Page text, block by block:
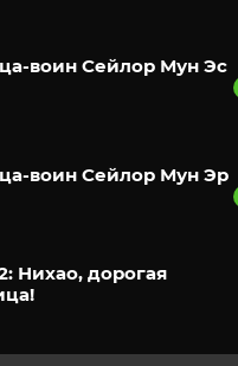
воин Сейлор Мун Эс
воин Сейлор Мун Эр
Нихао, дорогая